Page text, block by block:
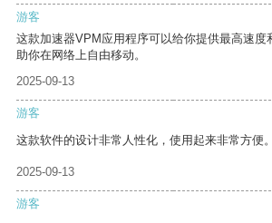
游客
这款加速器VPM应用程序可以给你提供最高速度
助你在网络上自由移动。
2025-09-13
游客
这款软件的设计非常人性化，使用起来非常方便。
2025-09-13
游客